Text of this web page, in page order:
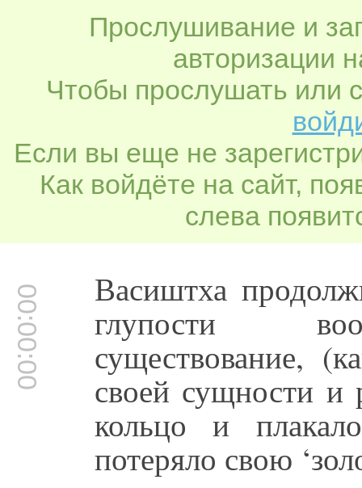
Прослушивание и
авторизации
Чтобы прослушать или
Если вы еще не
Как войдёте на сайт,
слева
00:00:00 Васиштха
глупости
существование,
своей сущности
кольцо и
потеряло свою